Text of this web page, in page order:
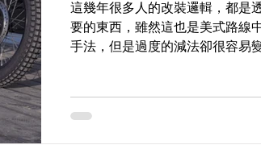
這幾年很多人的改裝邏輯，都是
要的東西，雖然這也是美式路線
手法，但是過度的減法卻很容易